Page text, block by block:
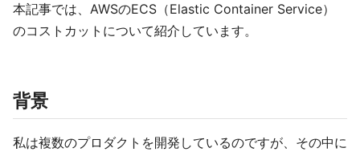
本記事では、AWSのECS（Elastic Container Service）
のコストカットについて紹介しています。
背景
私は複数のプロダクトを開発しているのですが、その中に